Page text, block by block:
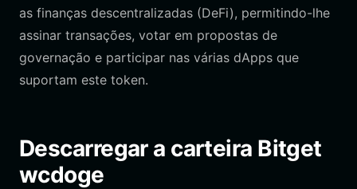
as finanças descentralizadas (DeFi), permitindo-lhe
assinar transações, votar em propostas de
governação e participar nas várias dApps que
suportam este token.
Descarregar a carteira Bitget
wcdoge